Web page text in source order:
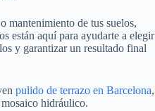
mantenimiento de tus suelos,
están aquí para ayudarte a elegir
y garantizar un resultado final
pulido de terrazo en Barcelona,
hidráulico.